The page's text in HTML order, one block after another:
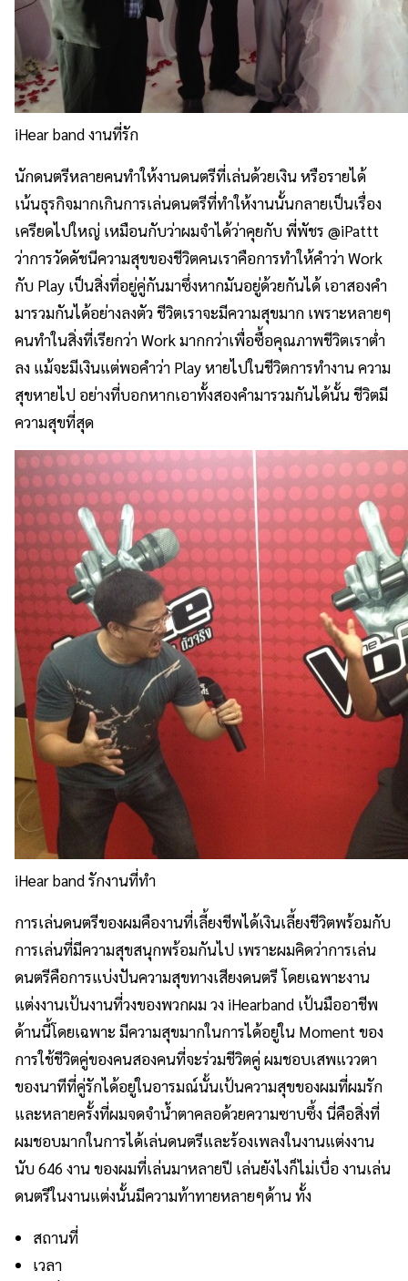
iHear band งานที่รัก
นักดนตรีหลายคนทำให้งานดนตรีที่เล่นด้วยเงิน หรือรายได้
เน้นธุรกิจมากเกินการเล่นดนตรีที่ทำให้งานนั้นกลายเป็นเรื่อง
เครียดไปใหญ่ เหมือนกับว่าผมจำได้ว่าคุยกับ พี่พัชร @iPattt
ว่าการวัดดัชนีความสุขของชีวิตคนเราคือการทำให้คำว่า Work
กับ Play เป็นสิ่งที่อยู่คู่กันมาซึ่งหากมันอยู่ด้วยกันได้ เอาสองคำ
มารวมกันได้อย่างลงตัว ชีวิตเราจะมีความสุขมาก เพราะหลายๆ
คนทำในสิ่งที่เรียกว่า Work มากกว่าเพื่อซื้อคุณภาพชีวิตเราต่ำ
ลง แม้จะมีเงินแต่พอคำว่า Play หายไปในชีวิตการทำงาน ความ
สุขหายไป อย่างที่บอกหากเอาทั้งสองคำมารวมกันได้นั้น ชีวิตมี
ความสุขที่สุด
iHear band รักงานที่ทำ
การเล่นดนตรีของผมคืองานที่เลี้ยงชีพได้เงินเลี้ยงชีวิตพร้อมกับ
การเล่นที่มีความสุขสนุกพร้อมกันไป เพราะผมคิดว่าการเล่น
ดนตรีคือการแบ่งปันความสุขทางเสียงดนตรี โดยเฉพาะงาน
แต่งงานเป้นงานที่วงของพวกผม วง iHearband เป้นมืออาชีพ
ด้านนี้โดยเฉพาะ มีความสุขมากในการได้อยู่ใน Moment ของ
การใช้ชีวิตคู่ของคนสองคนที่จะร่วมชีวิตคู่ ผมชอบเสพแววตา
ของนาทีที่คู่รักได้อยู่ในอารมณ์นั้นเป้นความสุขของผมที่ผมรัก
และหลายครั้งที่ผมจดจำน้ำตาคลอด้วยความซาบซึ้ง นี่คือสิ่งที่
ผมชอบมากในการได้เล่นดนตรีและร้องเพลงในงานแต่งงาน
นับ 646 งาน ของผมที่เล่นมาหลายปี เล่นยังไงก็ไม่เบื่อ งานเล่น
ดนตรีในงานแต่งนั้นมีความท้าทายหลายๆด้าน ทั้ง
สถานที่
เวลา